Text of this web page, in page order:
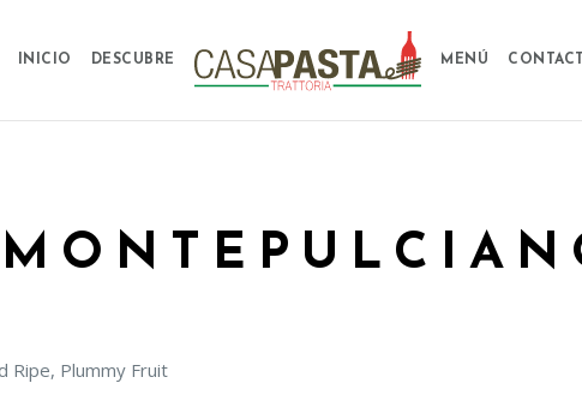
INICIO DESCUBRE MENÚ
Ripe, Plummy Fruit